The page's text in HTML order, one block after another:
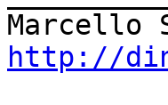
http://